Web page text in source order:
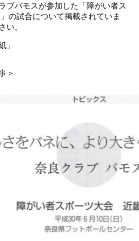
ブバモスが参加した「障がい者ス
の試合について掲載されていま
い。
」
＞